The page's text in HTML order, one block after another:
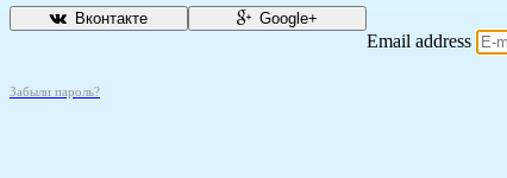
Вконтакте Google+
Email address
Забыли пароль?